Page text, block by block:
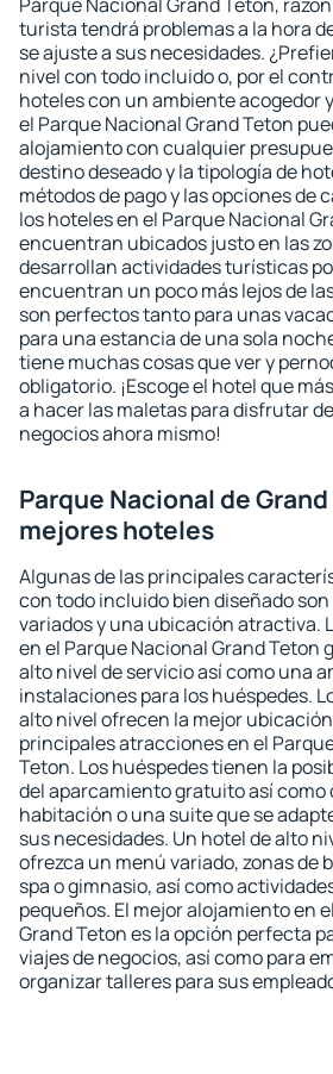
turista tendrá problemas a la hora
se ajuste a sus necesidades.
nivel con todo incluido o, por el
hoteles con un ambiente acogedor
el Parque Nacional Grand Teton
alojamiento con cualquier
destino deseado y la tipología de
métodos de pago y las opciones de
los hoteles en el Parque Nacional
encuentran ubicados justo en las
desarrollan actividades turísticas
encuentran un poco más lejos de
son perfectos tanto para unas
para una estancia de una sola
tiene muchas cosas que ver y
obligatorio. ¡Escoge el hotel que
a hacer las maletas para disfrutar
negocios ahora mismo!
Parque Nacional de
mejores hoteles
Algunas de las principales
con todo incluido bien diseñado
variados y una ubicación atractiva.
en el Parque Nacional Grand Teton
alto nivel de servicio así como una
instalaciones para los huéspedes.
alto nivel ofrecen la mejor
principales atracciones en el
Teton. Los huéspedes tienen la
del aparcamiento gratuito así como
habitación o una suite que se
sus necesidades. Un hotel de alto
ofrezca un menú variado, zonas de
spa o gimnasio, así como
pequeños. El mejor alojamiento en
Grand Teton es la opción perfecta
viajes de negocios, así como para
organizar talleres para sus